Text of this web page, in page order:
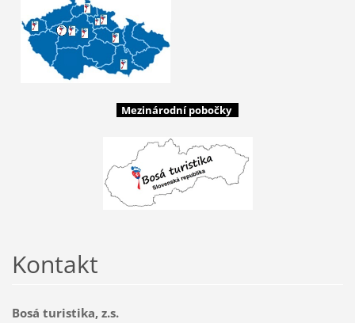
Mezinárodní pobočky
Kontakt
Bosá turistika, z.s.